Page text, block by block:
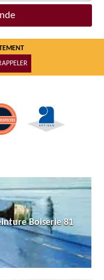
Boiserie 81